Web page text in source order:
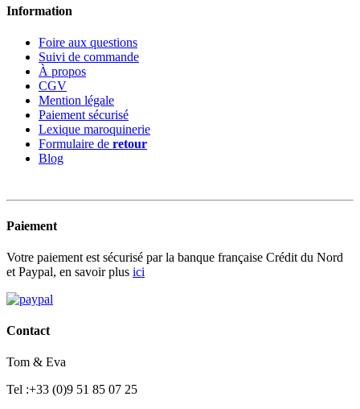
Information
Foire aux questions
Suivi de commande
À propos
CGV
Mention légale
Paiement sécurisé
Lexique maroquinerie
Formulaire de retour
Blog
Paiement
Votre paiement est sécurisé par la banque française Crédit du Nord
et Paypal, en savoir plus ici
Contact
Tom & Eva
Tel :+33 (0)9 51 85 07 25